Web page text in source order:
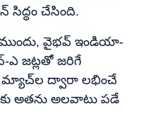
సిద్ధం చేసింది.
వైభవ్ ఇండియా-
ఎ జట్లతో జరిగే
మ్యాచ్‌ల ద్వారా లభించే
అతను అలవాటు పడే